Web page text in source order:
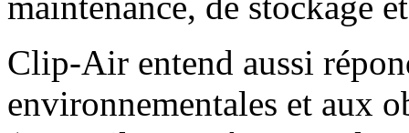
Clip-Air entend aussi
environnementales et aux